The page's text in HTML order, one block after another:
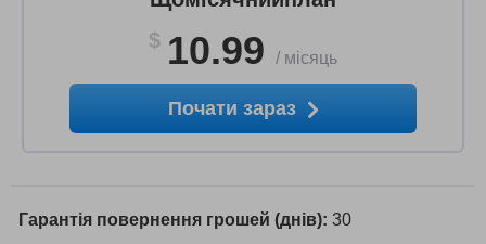
$ 10.99 / місяць
Почати зараз
Гарантія повернення грошей (днів): 30